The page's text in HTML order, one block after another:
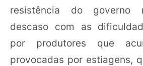
resistência do governo
descaso com as
por produtores que
provocadas por estiagens,